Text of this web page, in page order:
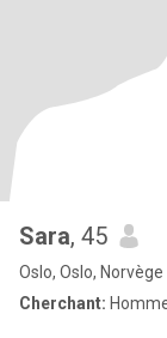
Sara, 45
Oslo, Oslo, Norvège
Cherchant: